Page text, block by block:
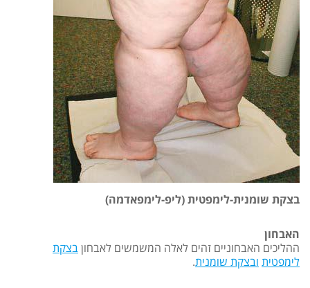
בצקת שומנית-לימפטית (ליפ-לימפאדמה)
האבחון
ההליכים האבחוניים זהים לאלה המשמשים לאבחוןבצקת
לימפטית ובצקת שומנית.